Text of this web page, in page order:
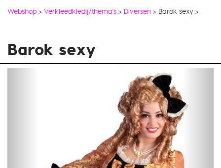
Webshop > Verkleedkledij/thema's > Diversen > Barok sexy >
Barok sexy